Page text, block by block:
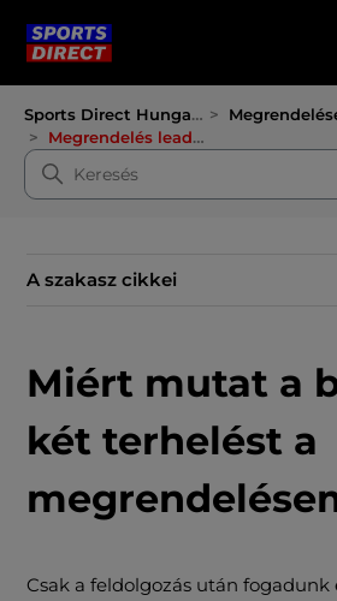
Sports Direct Hungary
Megrendelések és
Megrendelés leadása
A szakasz cikkei
Miért mutat a
két terhelést a
Csak a feldolgozás után